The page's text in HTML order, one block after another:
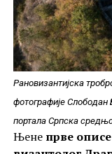
Рановизантијска
фотографије Слободан
портала Српска
Њене прве описе